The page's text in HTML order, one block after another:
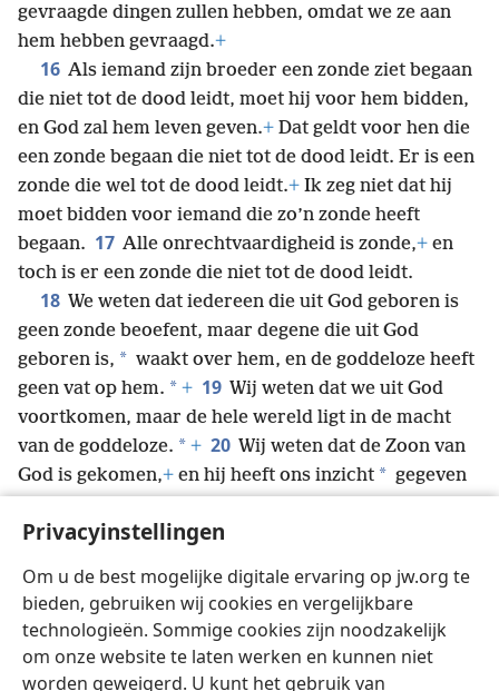
Privacyinstellingen
Om u de best mogelijke digitale ervaring op jw.org te
bieden, gebruiken wij cookies en vergelijkbare
technologieën. Sommige cookies zijn noodzakelijk
om onze website te laten werken en kunnen niet
worden geweigerd. U kunt het gebruik van
gevraagde dingen zullen hebben, omdat we ze aan
hem hebben gevraagd.+
16 Als iemand zijn broeder een zonde ziet begaan
die niet tot de dood leidt, moet hij voor hem bidden,
en God zal hem leven geven.+ Dat geldt voor hen die
een zonde begaan die niet tot de dood leidt. Er is een
zonde die wel tot de dood leidt.+ Ik zeg niet dat hij
moet bidden voor iemand die zo’n zonde heeft
begaan. 17 Alle onrechtvaardigheid is zonde,+ en
toch is er een zonde die niet tot de dood leidt.
18 We weten dat iedereen die uit God geboren is
geen zonde beoefent, maar degene die uit God
geboren is, * waakt over hem, en de goddeloze heeft
geen vat op hem. * + 19 Wij weten dat we uit God
voortkomen, maar de hele wereld ligt in de macht
van de goddeloze. * + 20 Wij weten dat de Zoon van
God is gekomen,+ en hij heeft ons inzicht * gegeven
waarachtige. En door zijn Zoon Jezus Christus zijn
God en het eeuwige leven.+ 21
Lieve kinderen, pas
op voor afgoden.